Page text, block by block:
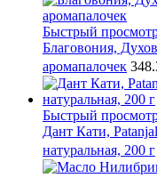
Быстрый
Благовония,
аромапалочек
Быстрый
Дант Кати,
натуральная, 200 г